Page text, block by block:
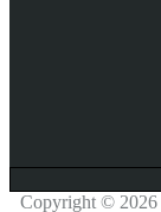
Copyright © 2026